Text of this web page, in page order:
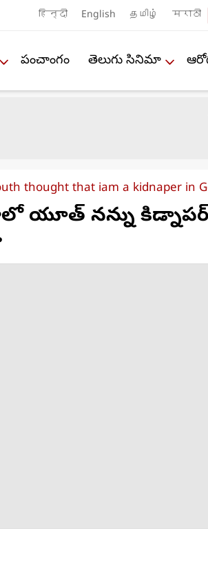
हिन्दी English தமிழ் मराठी
పంచాంగం తెలుగు సినిమా
thought that iam a kidnaper in
యూత్ న‌న్ను కిడ్నాప‌ర్